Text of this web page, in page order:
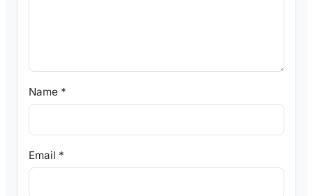
Name *
Email *